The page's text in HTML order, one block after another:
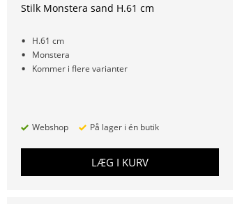
Stilk Monstera sand H.61 cm
H.61 cm
Monstera
Kommer i flere varianter
Webshop På lager i én butik
LÆG I KURV